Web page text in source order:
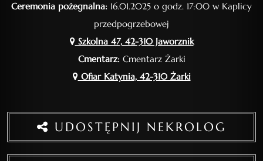
Ceremonia pożegnalna: 16.01.2025 o godz. 17:00 w Kaplicy
przedpogrzebowej
Szkolna 47, 42-310 Jaworznik
Cmentarz:Cmentarz Żarki
Ofiar Katynia, 42-310 Żarki
UDOSTĘPNIJ NEKROLOG